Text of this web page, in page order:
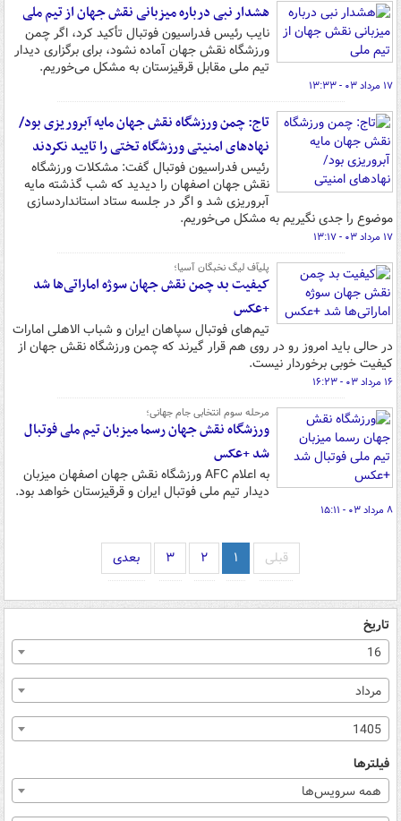
هشدار نبی درباره میزبانی نقش جهان از تیم ملی
نایب رئیس فدراسیون فوتبال تأکید کرد، اگر چمن
ورزشگاه نقش جهان آماده نشود، برای برگزاری دیدار
تیم ملی مقابل قرقیزستان به مشکل می‌خوریم.
۱۷ مرداد ۰۳ - ۱۳:۳۳
تاج: چمن ورزشگاه نقش جهان مایه آبروریزی بود/
نهادهای امنیتی ورزشگاه تختی را تایید نکردند
رئیس فدراسیون فوتبال گفت: مشکلات ورزشگاه
نقش جهان اصفهان را دیدید که شب گذشته مایه
آبروریزی شد و اگر در جلسه ستاد استانداردسازی
موضوع را جدی نگیریم به مشکل می‌خوریم.
۱۷ مرداد ۰۳ - ۱۳:۱۷
پلی‍آف لیگ نخبگان آسیا؛
کیفیت بد چمن نقش جهان سوژه اماراتی‌ها شد
+عکس
تیم‌های فوتبال سپاهان ایران و شباب الاهلی امارات
در حالی باید امروز رو در روی هم قرار گیرند که چمن ورزشگاه نقش جهان از
کیفیت خوبی برخوردار نیست.
۱۶ مرداد ۰۳ - ۱۶:۲۳
مرحله سوم انتخابی جام جهانی؛
ورزشگاه نقش جهان رسما میزبان تیم ملی فوتبال
شد +عکس
به اعلام AFC ورزشگاه نقش جهان اصفهان میزبان
دیدار تیم ملی فوتبال ایران و قرقیزستان خواهد بود.
۸ مرداد ۰۳ - ۱۵:۱۱
قبلی ۱ ۲ ۳ بعدی
تاریخ
16
مرداد
1405
فیلترها
همه سرویس‌ها